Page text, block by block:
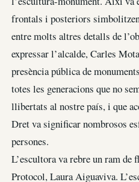
frontals i posteriors
entre molts altres detalls de
expressar l’alcalde, Carles
presència pública de
totes les generacions que no
llibertats al nostre país, i que
Dret va significar nombrosos
persones.
L’escultora va rebre un ram de
Protocol, Laura Aiguaviva.